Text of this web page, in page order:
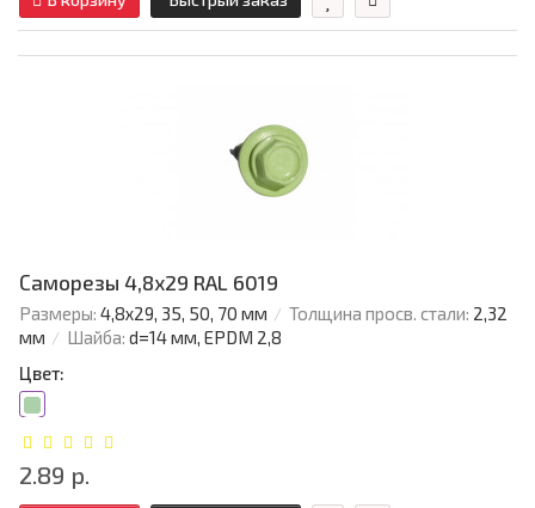
Саморезы 4,8х29 RAL 6019
Размеры: 4,8х29, 35, 50, 70 мм Толщина просв. стали: 2,32
мм
Шайба: d=14 мм, EPDM 2,8
Цвет:
2.89 р.